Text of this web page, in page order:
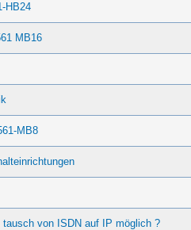
HB24
MB16
MB8
tausch von ISDN auf IP möglich ?